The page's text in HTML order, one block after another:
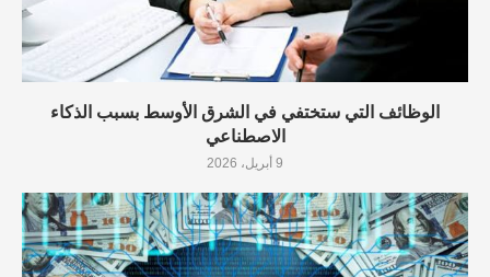
الوظائف التي ستختفي في الشرق الأوسط بسبب الذكاء
الاصطناعي
9 أبريل، 2026